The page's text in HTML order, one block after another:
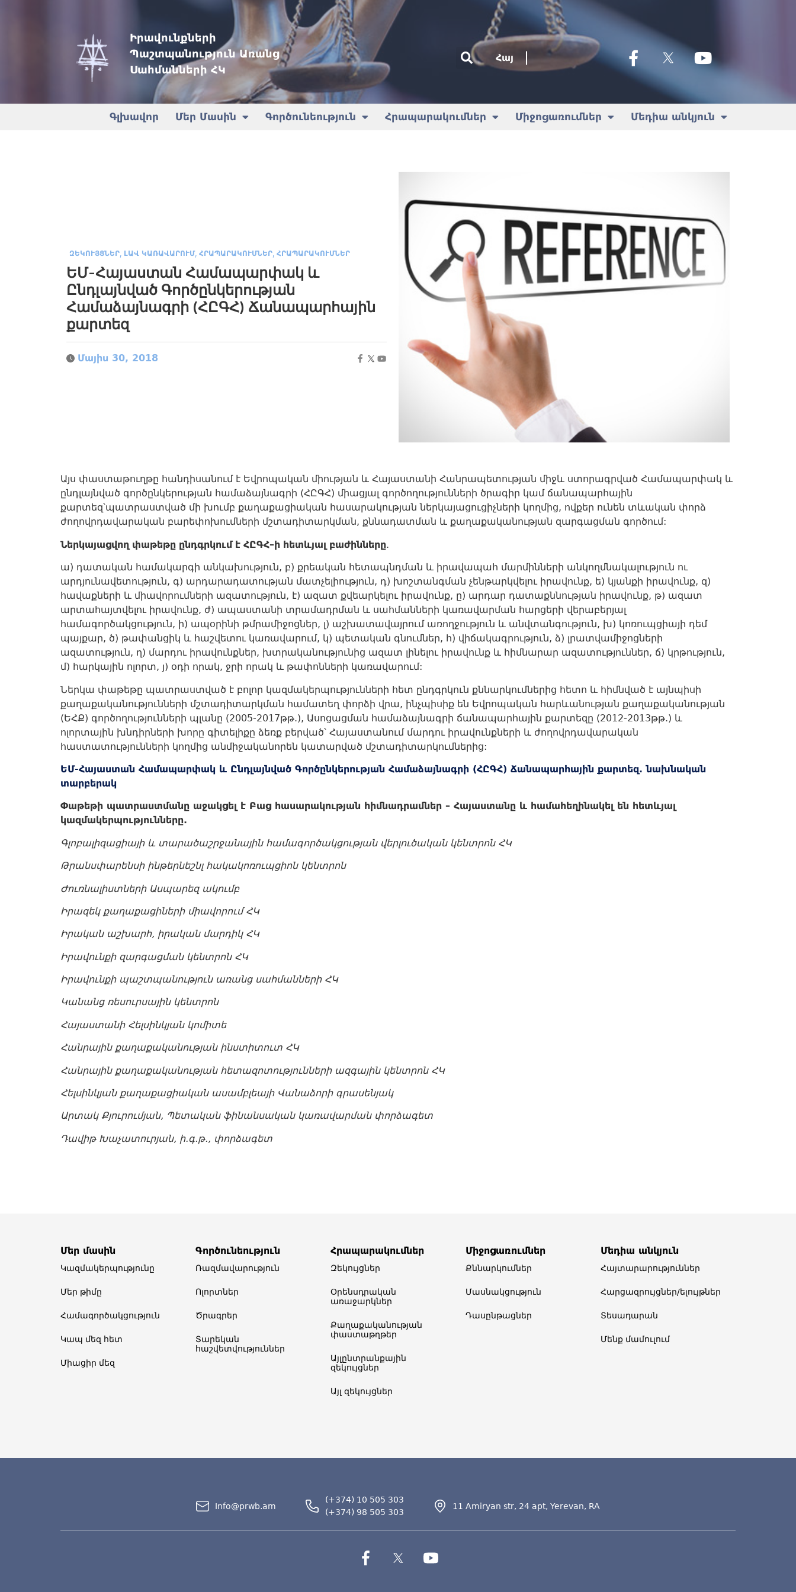
Իրավունքների
Պաշտպանություն Առանց
Սահմանների ՀԿ
Հայ
Գլխավոր Մեր Մասին Գործունեություն Հրապարակումներ Միջոցառումներ Մեդիա անկյուն
ԶԵԿՈՒՅՑՆԵՐ, ԼԱՎ ԿԱՌԱՎԱՐՈՒՄ, ՀՐԱՊԱՐԱԿՈՒՄՆԵՐ, ՀՐԱՊԱՐԱԿՈՒՄՆԵՐ
ԵՄ-Հայաստան Համապարփակ և
Ընդլայնված Գործընկերության
Համաձայնագրի (ՀԸԳՀ) Ճանապարհային
քարտեզ
Մայիս 30, 2018
Այս փաստաթուղթը հանդիսանում է Եվրոպական միության և Հայաստանի Հանրապետության միջև ստորագրված Համապարփակ և
ընդլայնված գործընկերության համաձայնագրի (ՀԸԳՀ) միացյալ գործողությունների ծրագիր կամ ճանապարհային
քարտեզ՝պատրաստված մի խումբ քաղաքացիական հասարակության ներկայացուցիչների կողմից, ովքեր ունեն տևական փորձ
ժողովրդավարական բարեփոխումների մշտադիտարկման, քննադատման և քաղաքականության զարգացման գործում:
Ներկայացվող փաթեթը ընդգրկում է ՀԸԳՀ–ի հետևյալ բաժինները.
ա) դատական համակարգի անկախություն, բ) քրեական հետապնդման և իրավապահ մարմինների անկողմնակալություն ու
արդյունավետություն, գ) արդարադատության մատչելիություն, դ) խոշտանգման չենթարկվելու իրավունք, ե) կյանքի իրավունք, զ)
հավաքների և միավորումների ազատություն, է) ազատ քվեարկելու իրավունք, ը) արդար դատաքննության իրավունք, թ) ազատ
արտահայտվելու իրավունք, ժ) ապաստանի տրամադրման և սահմանների կառավարման հարցերի վերաբերյալ
համագործակցություն, ի) ապօրինի թմրամիջոցներ, լ) աշխատավայրում առողջություն և անվտանգություն, խ) կոռուպցիայի դեմ
պայքար, ծ) թափանցիկ և հաշվետու կառավարում, կ) պետական գնումներ, հ) վիճակագրություն, ձ) լրատվամիջոցների
ազատություն, ղ) մարդու իրավունքներ, խտրականությունից ազատ լինելու իրավունք և հիմնարար ազատություններ, ճ) կրթություն,
մ) հարկային ոլորտ, յ) օդի որակ, ջրի որակ և թափոնների կառավարում:
Ներկա փաթեթը պատրաստված է բոլոր կազմակերպությունների հետ ընդգրկուն քննարկումներից հետո և հիմնված է այնպիսի
քաղաքականությունների մշտադիտարկման համատեղ փորձի վրա, ինչպիսիք են Եվրոպական հարևանության քաղաքականության
(ԵՀՔ) գործողությունների պլանը (2005-2017թթ.), Ասոցացման համաձայնագրի ճանապարհային քարտեզը (2012-2013թթ.) և
ոլորտային խնդիրների խորը գիտելիքը ձեռք բերված՝ Հայաստանում մարդու իրավունքների և ժողովրդավարական
հաստատությունների կողմից անմիջականորեն կատարված մշտադիտարկումներից:
ԵՄ-Հայաստան Համապարփակ և Ընդլայնված Գործընկերության Համաձայնագրի (ՀԸԳՀ) Ճանապարհային քարտեզ. նախնական
տարբերակ
Փաթեթի պատրաստմանը աջակցել է Բաց հասարակության հիմնադրամներ – Հայաստանը և համահեղինակել են հետևյալ
կազմակերպությունները.
Գլոբալիզացիայի և տարածաշրջանային համագործակցության վերլուծական կենտրոն ՀԿ
Թրանսփարենսի ինթերնեշնլ հակակոռուպցիոն կենտրոն
Ժուռնալիստների Ասպարեզ ակումբ
Իրազեկ քաղաքացիների միավորումՀԿ
Իրական աշխարհ, իրական մարդիկ ՀԿ
Իրավունքի զարգացման կենտրոն ՀԿ
Իրավունքի պաշտպանություն առանց սահմանների ՀԿ
Կանանց ռեսուրսային կենտրոն
Հայաստանի Հելսինկյան կոմիտե
Հանրային քաղաքականության ինստիտուտ ՀԿ
Հանրային քաղաքականության հետազոտությունների ազգային կենտրոն ՀԿ
Հելսինկյան քաղաքացիական ասամբլեայի Վանաձորի գրասենյակ
Արտակ Քյուրումյան, Պետական ֆինանսական կառավարման փորձագետ
Դավիթ Խաչատուրյան, ի.գ.թ., փորձագետ
Մեր մասին
Կազմակերպությունը
Մեր թիմը​
Համագործակցություն
Կապ մեզ հետ
Միացիր մեզ
Գործունեություն
Ռազմավարություն
Ոլորտներ​
Ծրագրեր
Տարեկան
հաշվետվություններ​
Հրապարակումներ
Զեկույցներ
Օրենսդրական
առաջարկներ
Քաղաքականության
փաստաթղթեր
Այլընտրանքային
զեկույցներ
Այլ զեկույցներ
Միջոցառումներ
Քննարկումներ
Մասնակցություն
Դասընթացներ
Մեդիա անկյուն
Հայտարարություններ
Հարցազրույցներ/ելույթներ
Տեսադարան
Մենք մամուլում
Info@prwb.am
(+374) 10 505 303
(+374) 98 505 303
11 Amiryan str, 24 apt, Yerevan, RA